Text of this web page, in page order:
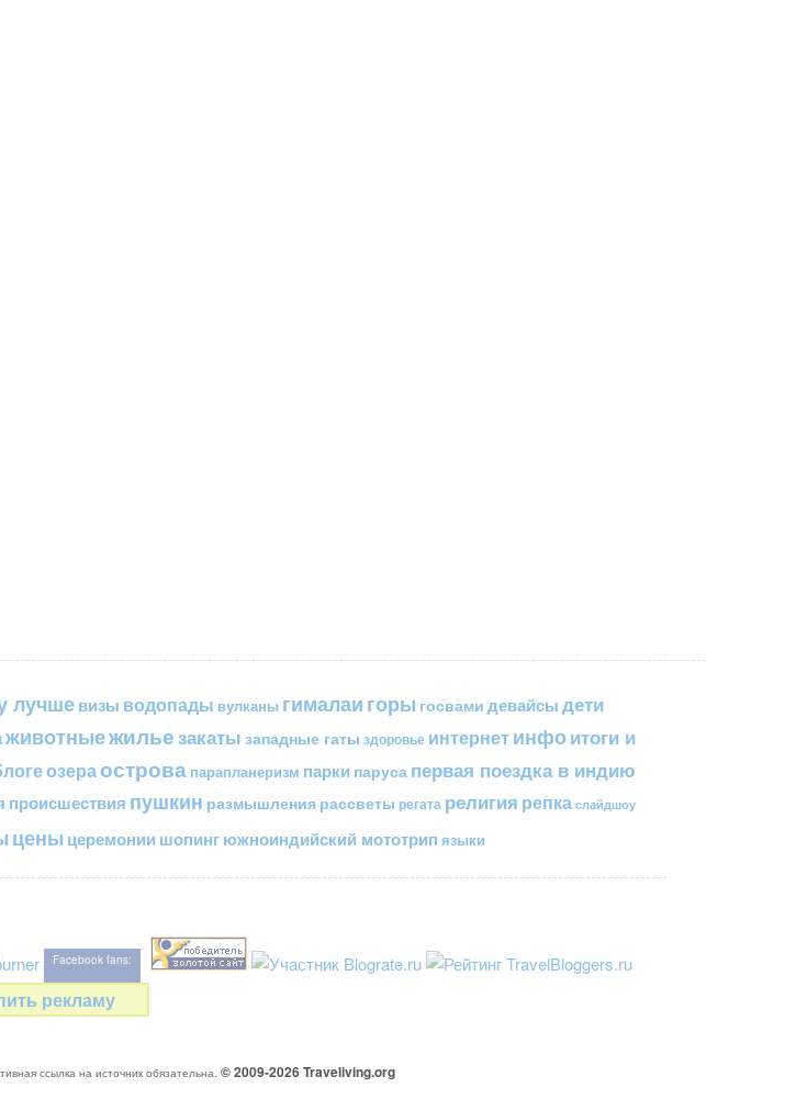
лучше визы водопады вулканы гималаи горы госвами девайсы дети
животныежильезакаты западные гаты здоровье интернетинфоитоги и
озераострова парапланеризм парки паруса первая поездка в индию
происшествия пушкин размышления рассветы регата религия репка слайдшоу
цены церемонии шопингюжноиндийский мототрип языки
Facebook fans:
рекламу
ссылка на источник обязательна. © 2009-2026Traveliving.org